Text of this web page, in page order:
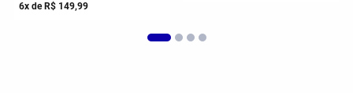
6x de R$ 149,99